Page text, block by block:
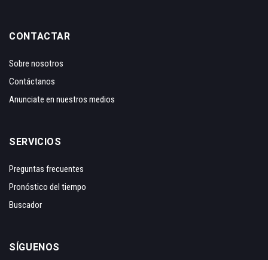
CONTACTAR
Sobre nosotros
Contáctanos
Anunciate en nuestros medios
SERVICIOS
Preguntas frecuentes
Pronóstico del tiempo
Buscador
SÍGUENOS